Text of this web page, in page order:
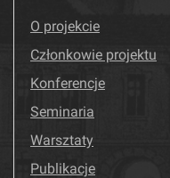
O projekcie
Członkowie projektu
Konferencje
Seminaria
Warsztaty
Publikacje